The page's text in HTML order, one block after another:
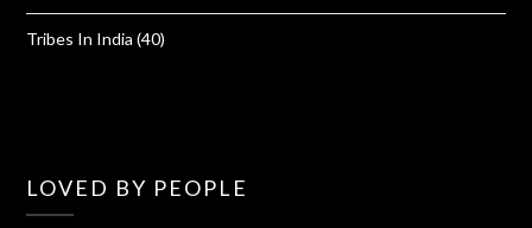
Tribes In India (40)
LOVED BY PEOPLE